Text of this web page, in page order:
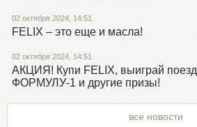
02 октября 2024, 14:51
FELIX – это еще и масла!
02 октября 2024, 14:51
АКЦИЯ! Купи FELIX, выиграй
ФОРМУЛУ-1 и другие призы!
все новости